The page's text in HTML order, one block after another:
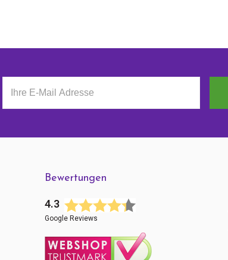
Bewertungen
4.3
Google Reviews